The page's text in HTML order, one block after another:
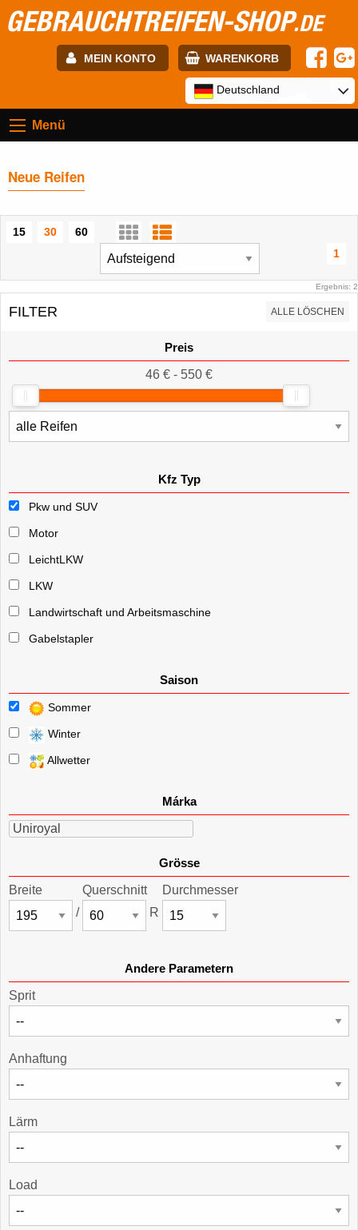
GEBRAUCHTREIFEN-SHOP.DE
MEIN KONTO WARENKORB
Passwort:
Deutschland
Menü
Neue Reifen
15 30
60
1
Ergebnis: 2
FILTER ALLE LÖSCHEN
Preis
46 € - 550 €
Kfz Typ
Pkw und SUV
Motor
LeichtLKW
LKW
Landwirtschaft und Arbeitsmaschine
Gabelstapler
Saison
Sommer
Winter
Allwetter
Márka
Uniroyal
Grösse
Breite
/
Querschnitt
R
Durchmesser
Andere Parametern
Sprit
Anhaftung
Lärm
Load